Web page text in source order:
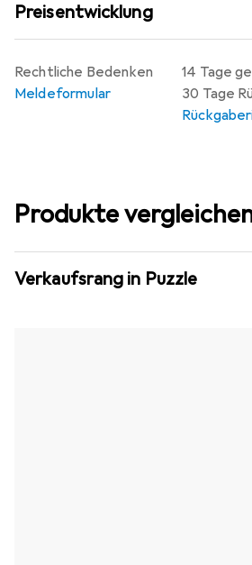
Preisentwicklung
14 Tage
30 Tage
Rechtliche Bedenken
Meldeformular
Produkte
Verkaufsrang in Puzzle